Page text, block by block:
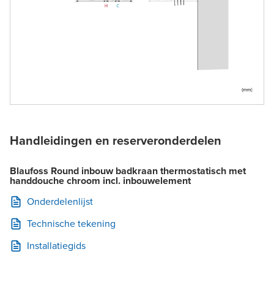
Handleidingen en reserveronderdelen
Blaufoss Round inbouw badkraan thermostatisch met
handdouche chroom incl. inbouwelement
Onderdelenlijst
Technische tekening
Installatiegids